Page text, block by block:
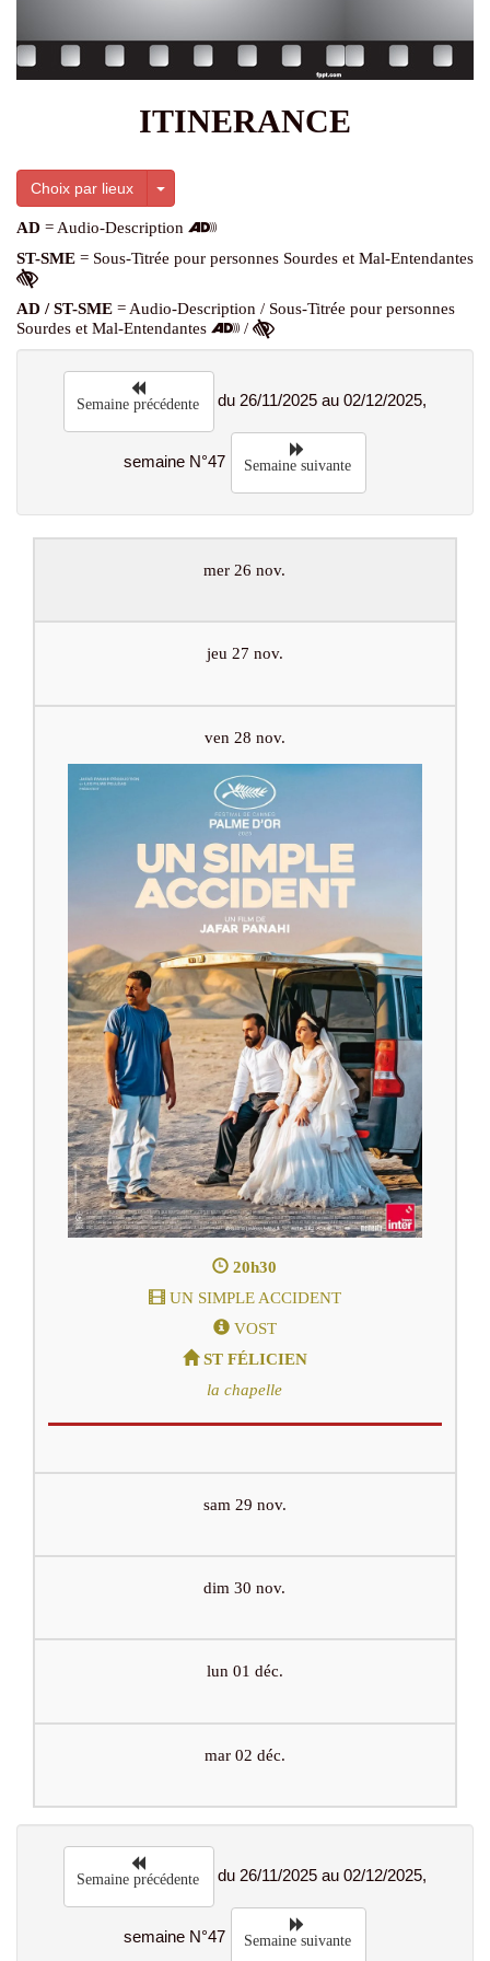
ITINERANCE
Choix par lieux Toggle Dropdown
AD = Audio-Description
ST-SME = Sous-Titrée pour personnes Sourdes et Mal-Entendantes
AD / ST-SME = Audio-Description / Sous-Titrée pour personnes
Sourdes et Mal-Entendantes
/
Semaine précédente du 26/11/2025 au 02/12/2025,
semaine N°47 Semaine suivante
mer 26 nov.
jeu 27 nov.
ven 28 nov.
20h30
UN SIMPLE ACCIDENT
VOST
ST FÉLICIEN
la chapelle
sam 29 nov.
dim 30 nov.
lun 01 déc.
mar 02 déc.
Semaine précédente du 26/11/2025 au 02/12/2025,
semaine N°47 Semaine suivante